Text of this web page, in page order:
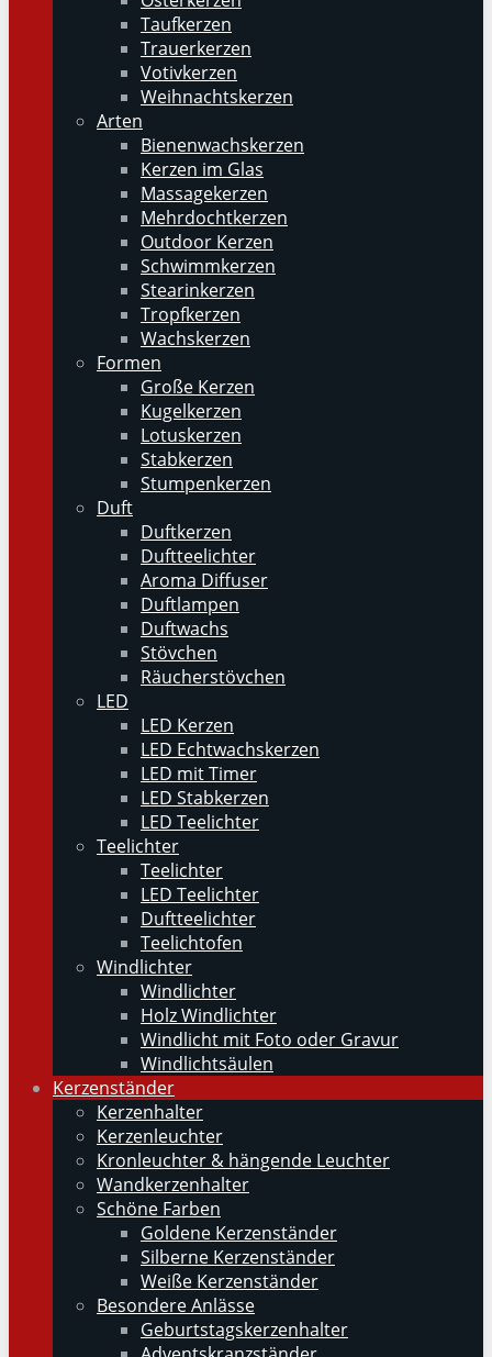
Taufkerzen
Trauerkerzen
Votivkerzen
Weihnachtskerzen
Arten
Bienenwachskerzen
Kerzen im Glas
Massagekerzen
Mehrdochtkerzen
Outdoor Kerzen
Schwimmkerzen
Stearinkerzen
Tropfkerzen
Wachskerzen
Formen
Große Kerzen
Kugelkerzen
Lotuskerzen
Stabkerzen
Stumpenkerzen
Duft
Duftkerzen
Duftteelichter
Aroma Diffuser
Duftlampen
Duftwachs
Stövchen
Räucherstövchen
LED
LED Kerzen
LED Echtwachskerzen
LED mit Timer
LED Stabkerzen
LED Teelichter
Teelichter
Teelichter
LED Teelichter
Duftteelichter
Teelichtofen
Windlichter
Windlichter
Holz Windlichter
Windlicht mit Foto oder Gravur
Windlichtsäulen
Kerzenständer
Kerzenhalter
Kerzenleuchter
Kronleuchter & hängende Leuchter
Wandkerzenhalter
Schöne Farben
Goldene Kerzenständer
Silberne Kerzenständer
Weiße Kerzenständer
Besondere Anlässe
Geburtstagskerzenhalter